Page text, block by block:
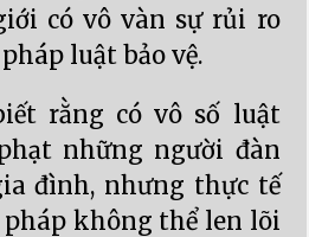
có vô vàn sự rủi ro
luật bảo vệ.
rằng có vô số luật
những người đàn
đình, nhưng thực tế
không thể len lõi